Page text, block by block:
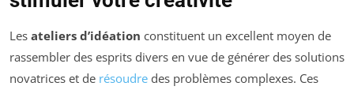
Les ateliers d’idéation constituent un excellent moyen de
rassembler des esprits divers en vue de générer des solutions
novatrices et de résoudre des problèmes complexes. Ces